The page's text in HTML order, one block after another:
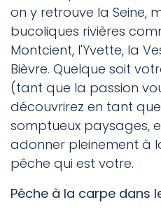
on y retrouve la Seine,
bucoliques rivières
Montcient, l'Yvette, la
Bièvre. Quelque soit
(tant que la passion
découvrirez en tant
somptueux paysages,
adonner pleinement à
pêche qui est votre.
Pêche à la carpe dans